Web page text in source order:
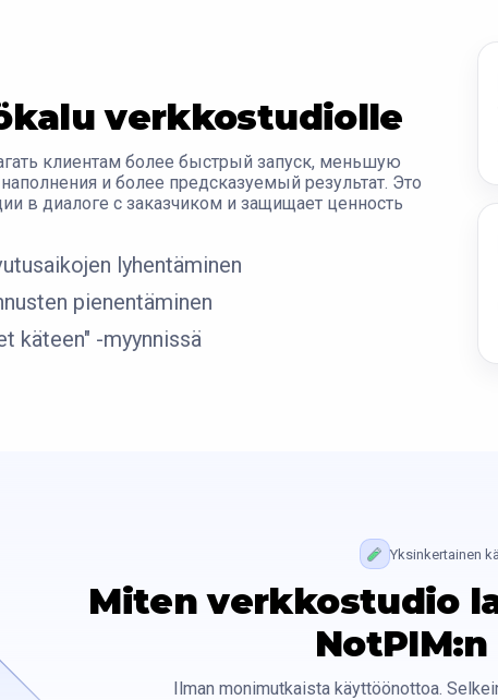
verkkostudiolle
клиентам более быстрый запуск, меньшую
и более предсказуемый результат. Это
в диалоге с заказчиком и защищает ценность
lyhentäminen
pienentäminen
käteen" -myynnissä
Yksinkertainen
Miten verkkostudio
Ilman monimutkaista käyttöönottoa.